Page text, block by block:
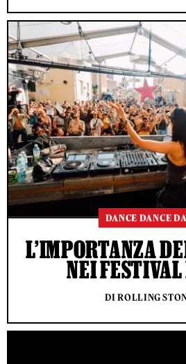
DANCE DANCE
L’IMPORTANZA
NEI
DI ROLLING